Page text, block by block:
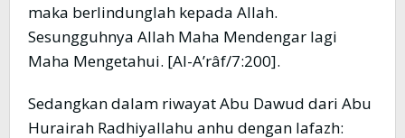
maka berlindunglah kepada Allah.
Sesungguhnya Allah Maha Mendengar lagi
Maha Mengetahui. [Al-A’râf/7:200].
Sedangkan dalam riwayat Abu Dawud dari Abu
Hurairah Radhiyallahu anhu dengan lafazh: